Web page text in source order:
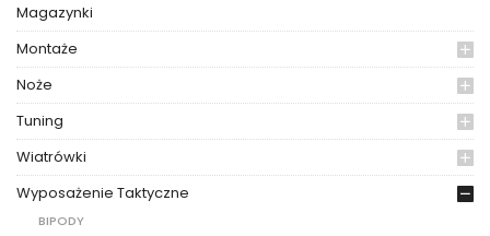
Magazynki
Montaże
Noże
Tuning
Wiatrówki
Wyposażenie Taktyczne
BIPODY